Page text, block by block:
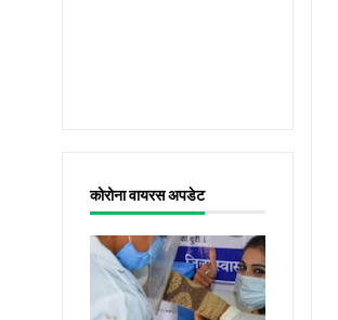
कोरोना वायरस अपडेट